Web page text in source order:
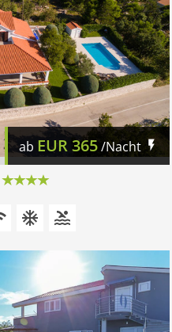
ab EUR365/Nacht